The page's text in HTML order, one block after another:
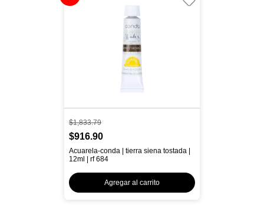
$1,833.79
$916.90
Acuarela-conda | tierra siena tostada |
12ml | rf 684
Agregar al carrito